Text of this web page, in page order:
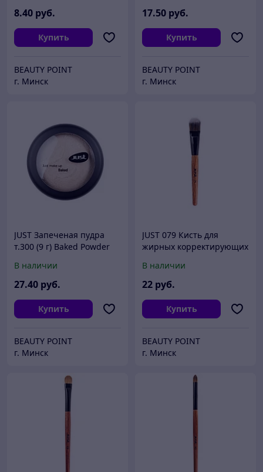
8.40 руб.
Купить
BEAUTY POINT
г. Минск
17.50 руб.
Купить
BEAUTY POINT
г. Минск
JUST Запеченая пудра
т.300 (9 г) Baked Powder
В наличии
27.40 руб.
Купить
BEAUTY POINT
г. Минск
JUST 079 Кисть для
жирных корректирующих
В наличии
22 руб.
Купить
BEAUTY POINT
г. Минск